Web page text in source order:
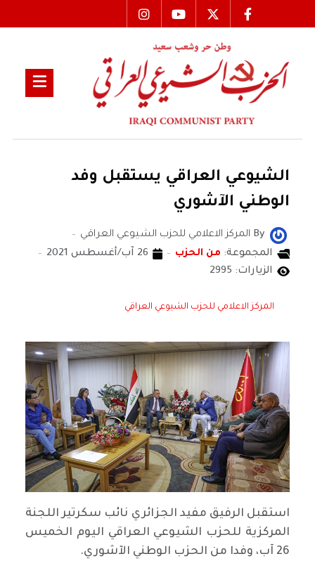
الشيوعي العراقي يستقبل وفد
الوطني الآشوري
By المركز الاعلامي للحزب الشيوعي العراقي
المجموعة: من الحزب
26 آب/أغسطس 2021
الزيارات: 2995
المركز الاعلامي للحزب الشيوعي العراقي
استقبل الرفيق مفيد الجزائري نائب سكرتير اللجنة
المركزية للحزب الشيوعي العراقي اليوم الخميس
26 آب، وفدا من الحزب الوطني الآشوري.